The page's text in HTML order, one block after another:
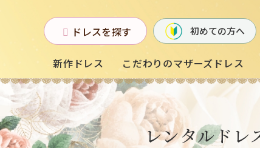
ドレスを探す 初めての方へ
新作ドレス こだわりのマザーズドレス
お母様フォーマルドレス
(マザーズドレス)レンタルドレ